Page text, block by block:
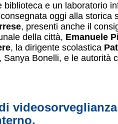
e un laboratorio
oggi alla storica
, presenti anche il
della città, Emanuele
, la dirigente scolastica
Bonelli, e le autorità
videosorveglianza